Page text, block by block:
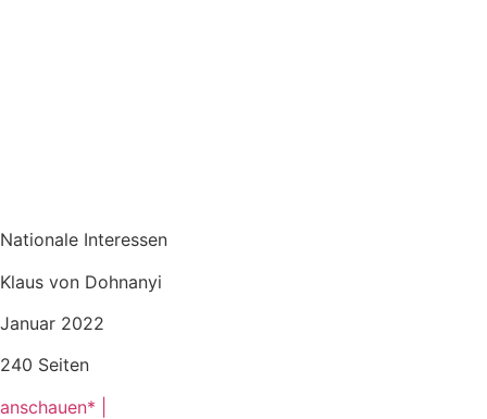
Nationale Interessen
Klaus von Dohnanyi
Januar 2022
240 Seiten
anschauen* |